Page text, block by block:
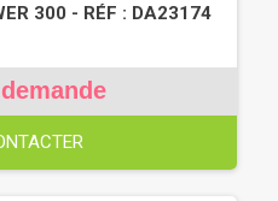
300 - RÉF : DA23174